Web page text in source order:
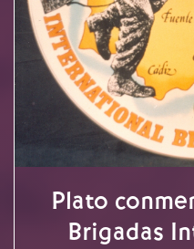
Plato
Brigadas